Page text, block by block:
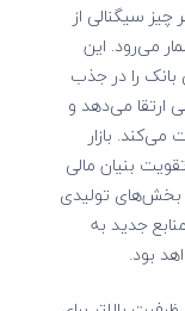
سیگنالی از
می‌رود. این
بانک را در جذب
ارتقا می‌دهد و
می‌کند. بازار
بنیان مالی
بخش‌های تولیدی
جدید به
بود.